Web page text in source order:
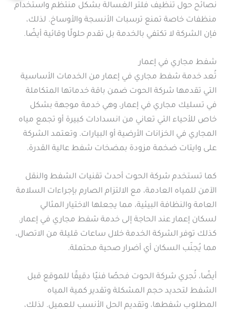
نصائح حول تنظيف فلتر الغسالة بشكل منتظم واستخدام
منظفات خاصة تمنع ترسبات الأنسجة والأوساخ. لذلك،
فإن الشركة لا تكتفي بالخدمة بل تقدم حلولًا وقائية أيضًا.
شفط مجاري في إعمار
تُعد خدمة شفط مجاري في إعمار من الخدمات الأساسية
التي تقدمها شركة الحوت ضمن باقة خدماتها المتكاملة
في تسليك مجاري في إعمار، وهي خدمة موجهة بشكل
خاص للأحياء التي تعاني من انسدادات كبيرة أو تجمع مياه
المجاري في الخزانات الأرضية أو البيارات. وتعتمد الشركة
على وايتات ضخمة مزودة بمضخات شفط عالية القدرة.
كما تستخدم شركة الحوت أحدث تقنيات الشفط والنقل
الآمن للمياه العادمة، مع الالتزام الصارم بإجراءات السلامة
العامة والنظافة البيئية، مما يجعلها الاختيار المثالي
لسكان إعمار عند الحاجة إلى خدمة شفط مجاري في إعمار.
كذلك توفر الشركة الخدمة خلال ساعات قليلة من الاتصال،
مما يُجنّب السكان أي أضرار صحية محتملة.
أيضًا، تُجري شركة الحوت فحصًا فنيًا دقيقًا للموقع قبل
الشفط لتحديد حجم المشكلة وتقدير كمية المياه
المطلوب شفطها، وتقديم الحل الأنسب للعميل. لذلك،